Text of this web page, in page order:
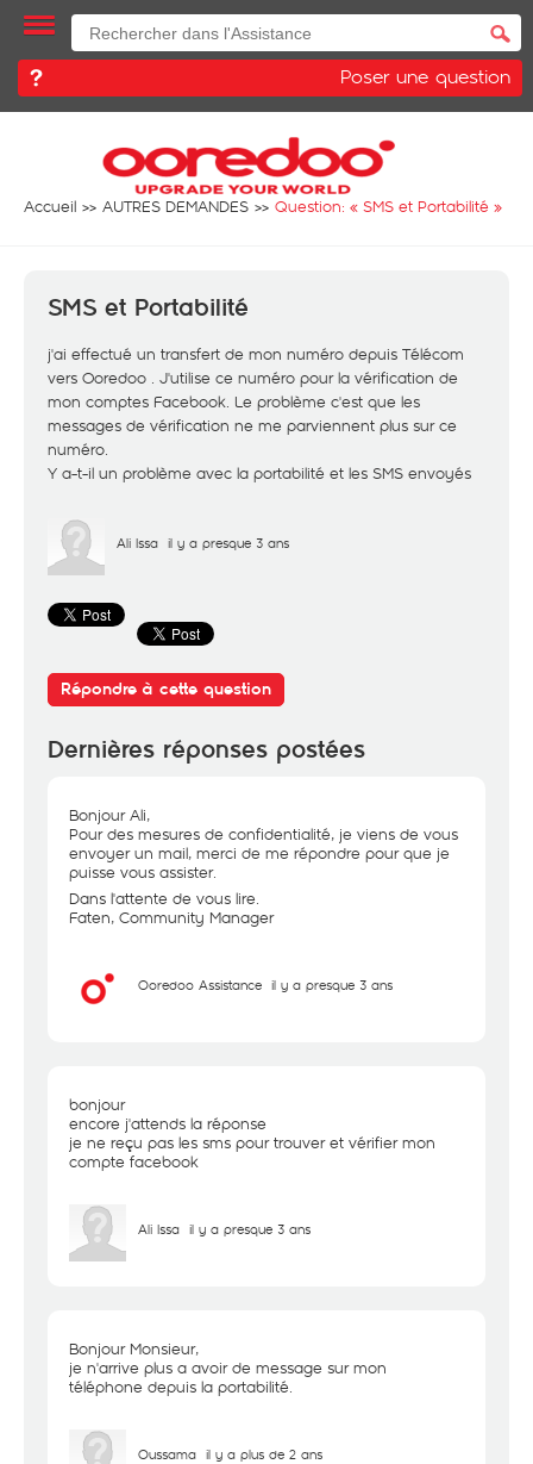
Poser une question
Accueil AUTRES DEMANDES Question: « SMS et Portabilité »
SMS et Portabilité
j'ai effectué un transfert de mon numéro depuis Télécom
vers Ooredoo . J'utilise ce numéro pour la vérification de
mon comptes Facebook. Le problème c'est que les
messages de vérification ne me parviennent plus sur ce
numéro.
Y a-t-il un problème avec la portabilité et les SMS envoyés
Ali Issa il y a presque 3 ans
Répondre à cette question
Dernières réponses postées
Bonjour Ali,
Pour des mesures de confidentialité, je viens de vous
envoyer un mail, merci de me répondre pour que je
puisse vous assister.
Dans l'attente de vous lire.
Faten, Community Manager
Ooredoo Assistance il y a presque 3 ans
bonjour
encore j'attends la réponse
je ne reçu pas les sms pour trouver et vérifier mon
compte facebook
Ali Issa il y a presque 3 ans
Bonjour Monsieur,
je n'arrive plus a avoir de message sur mon
téléphone depuis la portabilité.
Oussama il y a plus de 2 ans